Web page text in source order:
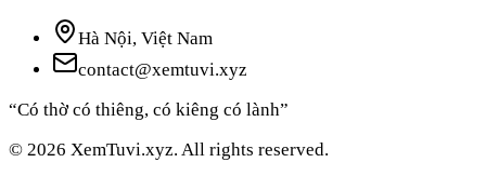
Hà Nội, Việt Nam
contact@xemtuvi.xyz
“Có thờ có thiêng, có kiêng có lành”
© 2026 XemTuvi.xyz. All rights reserved.